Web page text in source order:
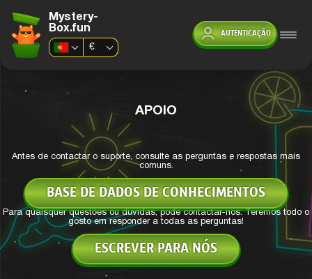
Mystery-
Box.fun
€
AUTENTICAÇÃO
APOIO
Antes de contactar o suporte, consulte as perguntas e respostas mais
comuns.
BASE DE DADOS DE CONHECIMENTOS
Para quaisquer questões ou dúvidas, pode contactar-nos. Teremos todo o
gosto em responder a todas as perguntas!
ESCREVER PARA NÓS